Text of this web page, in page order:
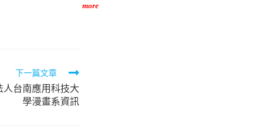
下一篇文章
台南應用科技大
學漫畫系資訊
more